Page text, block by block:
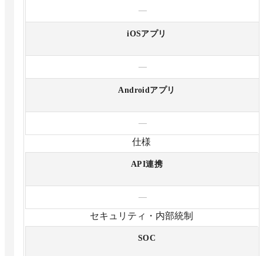
—
iOSアプリ
—
Androidアプリ
—
仕様
API連携
—
セキュリティ・内部統制
SOC